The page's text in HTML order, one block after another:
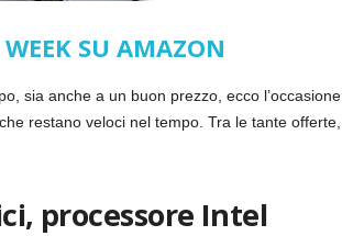
SU AMAZON
sia anche a un buon prezzo, ecco l’occasione
restano veloci nel tempo. Tra le tante offerte,
processore Intel